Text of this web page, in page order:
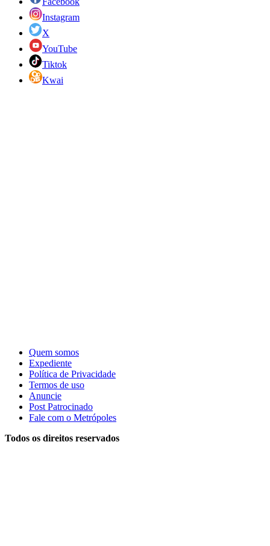
Instagram
X
YouTube
Tiktok
Kwai
Quem somos
Expediente
Política de Privacidade
Termos de uso
Anuncie
Post Patrocinado
Fale com o Metrópoles
Todos os direitos reservados